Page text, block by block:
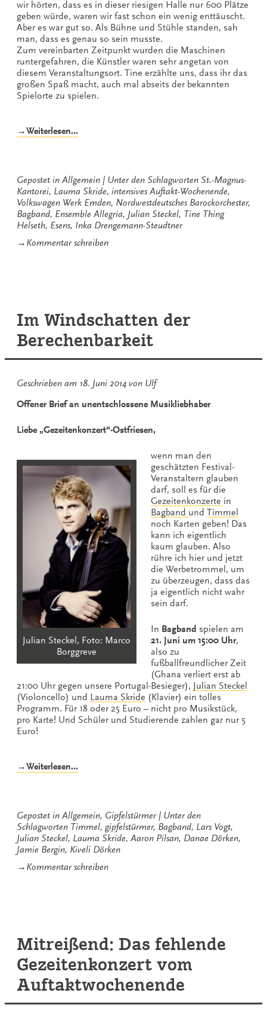
wir hörten, dass es in dieser riesigen Halle nur 600 Plätze
geben würde, waren wir fast schon ein wenig enttäuscht.
Aber es war gut so. Als Bühne und Stühle standen, sah
man, dass es genau so sein musste.
Zum vereinbarten Zeitpunkt wurden die Maschinen
runtergefahren, die Künstler waren sehr angetan von
diesem Veranstaltungsort. Tine erzählte uns, dass ihr das
großen Spaß macht, auch mal abseits der bekannten
Spielorte zu spielen.
→Weiterlesen…„Intensives
Gezeitenkonzerte“
Gepostet in Allgemein Unter den Schlagworten St.-Magnus-
Kantorei, Lauma Skride, intensives Auftakt-Wochenende,
Volkswagen Werk Emden, Nordwestdeutsches Barockorchester,
Bagband, Ensemble Allegria, Julian Steckel, Tine Thing
Helseth, Esens, Inka Drengemann-Steudtner
→ Kommentar schreibenzu
Im Windschatten der
Berechenbarkeit
Geschrieben am 18. Juni 2014 von Ulf
Offener Brief an unentschlossene Musikliebhaber
Liebe „Gezeitenkonzert“-Ostfriesen,
Julian Steckel, Foto: Marco
Borggreve
wenn man den
geschätzten Festival-
Veranstaltern glauben
darf, soll es für die
Gezeitenkonzerte in
Bagband und Timmel
noch Karten geben! Das
kann ich eigentlich
kaum glauben. Also
rühre ich hier und jetzt
die Werbetrommel, um
zu überzeugen, dass das
ja eigentlich nicht wahr
sein darf.
In Bagband spielen am
21. Juni um 15:00 Uhr,
also zu
fußballfreundlicher Zeit
(Ghana verliert erst ab
21:00 Uhr gegen unsere Portugal-Besieger),
Julian Steckel
(Violoncello) und Lauma Skride (Klavier) ein tolles
Programm. Für 18 oder 25 Euro – nicht pro Musikstück,
pro Karte! Und Schüler und Studierende zahlen gar nur 5
Euro!
→Weiterlesen…„Im
Gepostet in Allgemein, Gipfelstürmer
Unter den
Schlagworten Timmel, gipfelstürmer, Bagband, Lars Vogt,
Julian Steckel, Lauma Skride, Aaron Pilsan, Danae Dörken,
Jamie Bergin, Kiveli Dörken
→ Kommentar schreibenzu
Mitreißend: Das fehlende
Gezeitenkonzert vom
Auftaktwochenende